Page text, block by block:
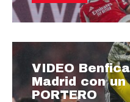
VIDEO
Madrid con
PORTERO